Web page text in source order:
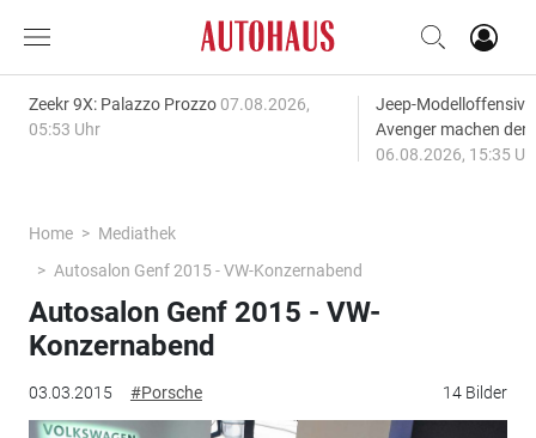
Zeekr 9X: Palazzo Prozzo 07.08.2026,
05:53 Uhr
Jeep-
Avenger machen
06.08.2026, 15:35
Home
Mediathek
Autosalon Genf 2015 - VW-Konzernabend
03.03.2015 #Porsche 14 Bilder
Autosalon Genf 2015 - VW-
Konzernabend